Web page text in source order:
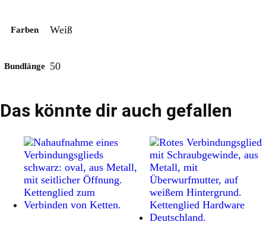
Farben Weiß
Bundlänge 50
Das könnte dir auch gefallen